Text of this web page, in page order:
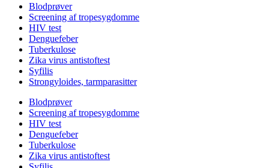
Blodprøver
Screening af tropesygdomme
HIV test
Denguefeber
Tuberkulose
Zika virus antistoftest
Syfilis
Strongyloides, tarmparasitter
Blodprøver
Screening af tropesygdomme
HIV test
Denguefeber
Tuberkulose
Zika virus antistoftest